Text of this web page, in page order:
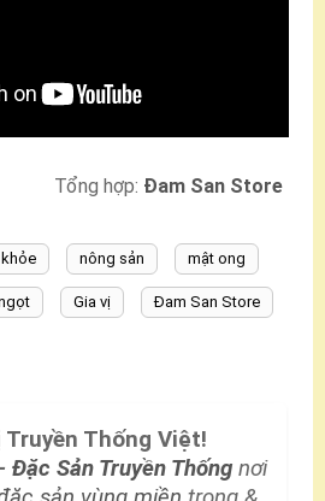
Tổng hợp: Đam San Store
nông sản mật ong
Gia vị Đam San Store
Truyền Thống Việt!
- Đặc Sản Truyền Thống nơi